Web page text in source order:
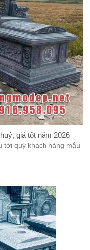
giá tốt năm 2026
tới quý khách hàng mẫu